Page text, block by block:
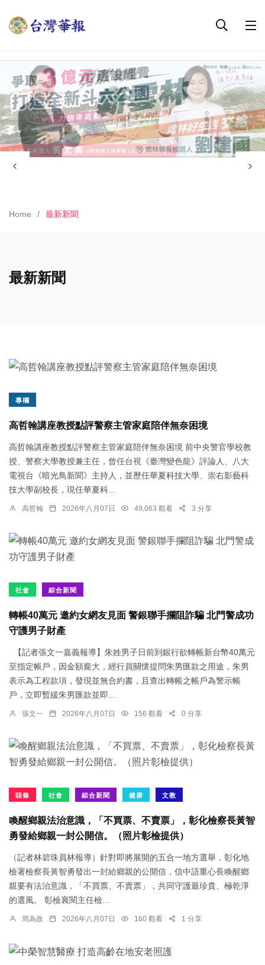
Home 最新新聞
最新新聞
專欄
高哲翰講座教授點評警察主管家庭陪伴無奈困境
高哲翰講座教授點評警察主管家庭陪伴無奈困境 前中央警官學校教
授、警察大學教授兼主任，曾任台視《臺灣變色龍》評論人、八大
電視台《暗光鳥新聞》主持人，並歷任華夏科技大學、崇右影藝科
技大學副校長，現任華夏科...
高哲翰 2026年八月07日 49,063 觀看 3 分享
社會 綜合新聞
轉帳40萬元 邀約女網友見面 警銀聯手攔阻詐騙 北門警成功
守護男子財產
【記者張文一嘉義報導】朱姓男子日前到銀行欲轉帳新台幣40萬元
至指定帳戶，因金額龐大，經行員關懷提問朱男匯款之用途，朱男
表示為工程款項，發現並無合約書，且查出轉帳之帳戶為警示帳
戶，立即暫緩朱男匯款並即...
張文一 2026年八月07日 156 觀看 0 分享
頭條 社會 綜合新聞 健康 文教
喚醒鄉親法治意識，「不買票、不賣票」，彰化檢察長黃智
勇發給鄉親一封公開信。（照片彰檢提供）
（記者林碧珠員林報導）針對即將展開的五合一地方選舉，彰化地
檢署檢察長黃智勇發出一封給鄉親的公開信，信中語重心長喚醒鄉
親要有法治意識，「不買票、不賣票」，共同守護最珍貴、極乾淨
的選風。 彰檢襄閱主任檢...
周為政 2026年八月07日 160 觀看 1 分享